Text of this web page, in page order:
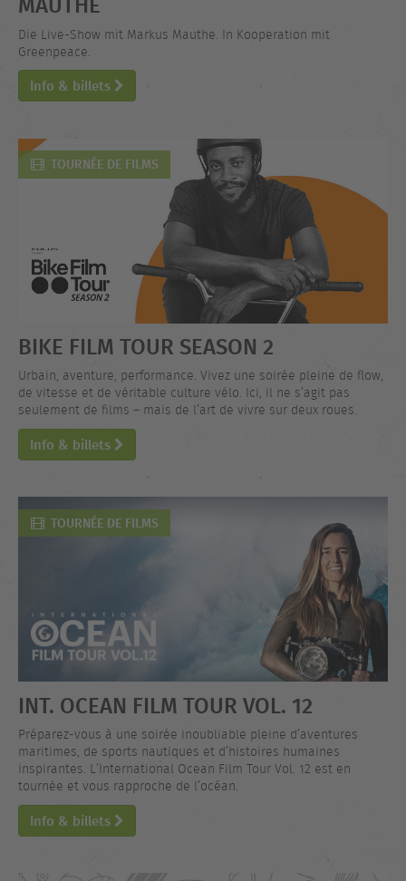
Die Live-Show mit Markus Mauthe. In Kooperation mit
Greenpeace.
Info & billets
TOURNÉE DE FILMS
BIKE FILM TOUR SEASON 2
Urbain, aventure, performance. Vivez une soirée pleine de flow,
de vitesse et de véritable culture vélo. Ici, il ne s’agit pas
seulement de films – mais de l’art de vivre sur deux roues.
Info & billets
TOURNÉE DE FILMS
INT. OCEAN FILM TOUR VOL. 12
Préparez-vous à une soirée inoubliable pleine d’aventures
maritimes, de sports nautiques et d’histoires humaines
inspirantes. L’International Ocean Film Tour Vol. 12 est en
tournée et vous rapproche de l’océan.
Info & billets